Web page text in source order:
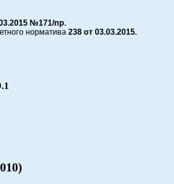
№171/пр.
норматива 238 от 03.03.2015.